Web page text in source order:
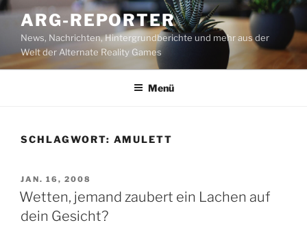
Zum
Inhalt
springen
ARG-REPORTER
News, Nachrichten, Hintergrundberichte und mehr aus der
Welt der Alternate Reality Games
Menü
SCHLAGWORT: AMULETT
VERÖFFENTLICHT
AM
JAN. 16, 2008
Wetten, jemand zaubert ein Lachen auf
dein Gesicht?